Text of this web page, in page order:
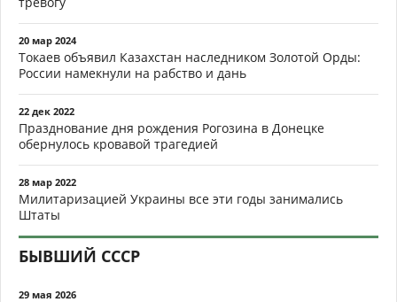
20 мар 2024
Токаев объявил Казахстан наследником Золотой Орды:
России намекнули на рабство и дань
22 дек 2022
Празднование дня рождения Рогозина в Донецке
обернулось кровавой трагедией
28 мар 2022
Милитаризацией Украины все эти годы занимались
Штаты
БЫВШИЙ СССР
29 мая 2026